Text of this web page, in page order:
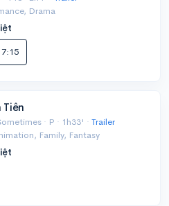
Drama
Tiên
· P · 1h33' · Trailer
Family, Fantasy